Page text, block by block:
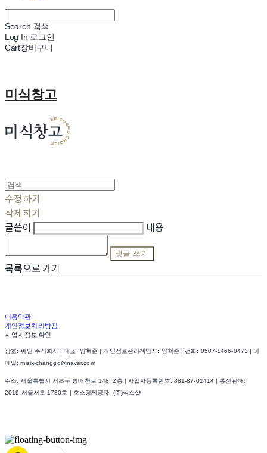
Search 검색
Log In 로그인
Cart장바구니
미식창고
수정하기
삭제하기
글쓴이
내용
댓글 쓰기
목록으로 가기
이용약관
개인정보처리방침
사업자정보확인
상호: 위안 주식회사 | 대표: 양혁준 | 개인정보관리책임자: 양혁준 | 전화: 0507-1466-0473 | 이
메일: misik-changgo@naver.com
주소: 서울특별시 서초구 방배천로 148, 2층 | 사업자등록번호: 881-87-01414 | 통신판매:
2019-서울서초-1730호
| 호스팅제공자: (주)식스샵